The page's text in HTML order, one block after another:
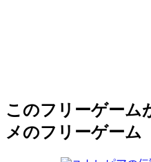
このフリーゲーム
メのフリーゲーム